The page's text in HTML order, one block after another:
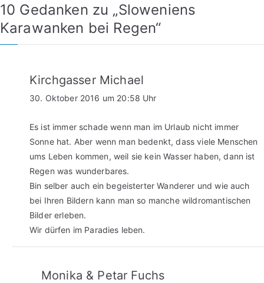
10 Gedanken zu „Sloweniens
Karawanken bei Regen“
Kirchgasser Michael
30. Oktober 2016 um 20:58 Uhr
Es ist immer schade wenn man im Urlaub nicht immer
Sonne hat. Aber wenn man bedenkt, dass viele Menschen
ums Leben kommen, weil sie kein Wasser haben, dann ist
Regen was wunderbares.
Bin selber auch ein begeisterter Wanderer und wie auch
bei Ihren Bildern kann man so manche wildromantischen
Bilder erleben.
Wir dürfen im Paradies leben.
Monika & Petar Fuchs